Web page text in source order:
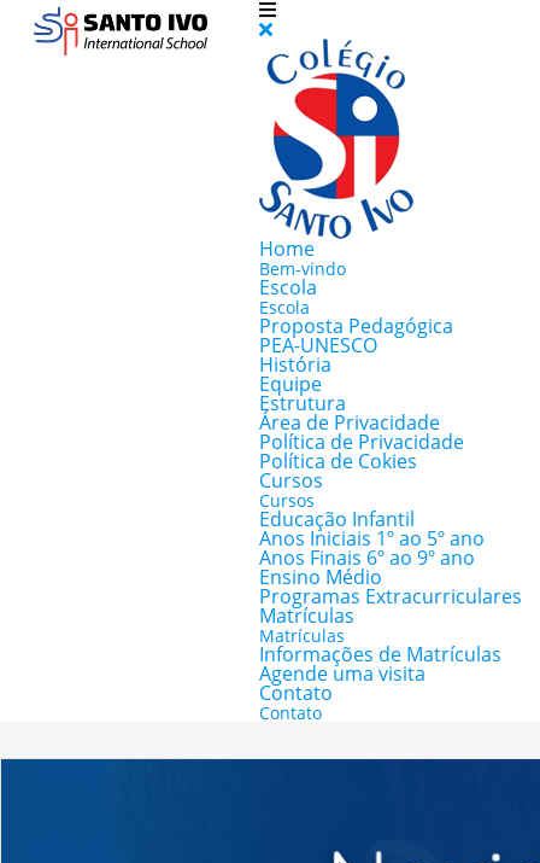
Home
Bem-vindo
Escola
Escola
Proposta Pedagógica
PEA-UNESCO
História
Equipe
Estrutura
Área de Privacidade
Política de Privacidade
Política de Cokies
Cursos
Cursos
Educação Infantil
Anos Iniciais 1º ao 5º ano
Anos Finais 6º ao 9º ano
Ensino Médio
Programas Extracurriculares
Matrículas
Matrículas
Informações de Matrículas
Agende uma visita
Contato
Contato